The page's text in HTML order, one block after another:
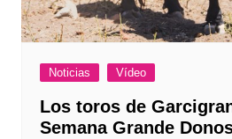
Noticias Vídeo
Los toros de
Semana Grande